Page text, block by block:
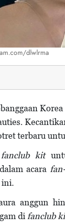
dlwlrma
Penampilan
Hangat
Ke-8
terbaru
fanclub kit
acara
ini.
anggun
difanclub